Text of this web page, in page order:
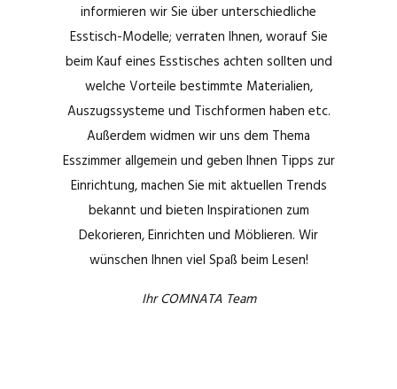
informieren wir Sie über unterschiedliche
Esstisch-Modelle; verraten Ihnen, worauf Sie
beim Kauf eines Esstisches achten sollten und
welche Vorteile bestimmte Materialien,
Auszugssysteme und Tischformen haben etc.
Außerdem widmen wir uns dem Thema
Esszimmer allgemein und geben Ihnen Tipps zur
Einrichtung, machen Sie mit aktuellen Trends
bekannt und bieten Inspirationen zum
Dekorieren, Einrichten und Möblieren. Wir
wünschen Ihnen viel Spaß beim Lesen!
Ihr COMNATA Team